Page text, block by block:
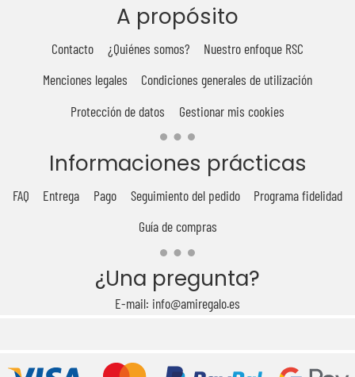
A propósito
Contacto ¿Quiénes somos?
Nuestro enfoque RSC
Menciones legales
Condiciones generales de utilización
Protección de datos
Gestionar mis cookies
Informaciones prácticas
FAQ Entrega Pago Seguimiento del pedido
Programa fidelidad
Guía de compras
¿Una pregunta?
E-mail: info@amiregalo.es